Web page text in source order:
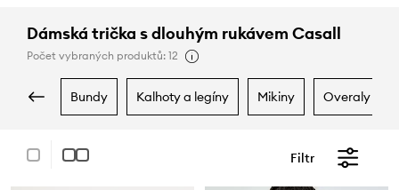
Dámská trička s dlouhým rukávem Casall
Počet vybraných produktů: 12
bundy kalhoty a legíny mikiny overaly
Filtr